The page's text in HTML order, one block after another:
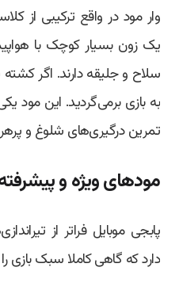
یک زون بسیار کوچک با
سلاح و جلیقه دارند. اگر کشته
به بازی برمی‌گردید. این مود
تمرین درگیری‌های شلوغ و
مودهای ویژه و
پابجی موبایل فراتر از
دارد که گاهی کاملا سبک بازی